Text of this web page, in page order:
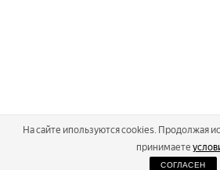
На сайте ипользуются cookies. Продолжая
принимаете
СОГЛАСЕН